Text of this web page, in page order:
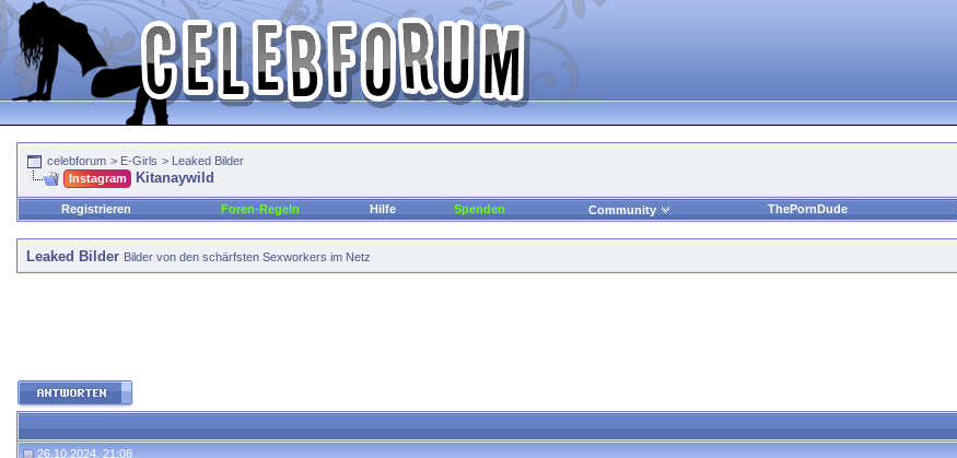
celebforum > E-Girls > Leaked Bilder
Instagram
Kitanaywild
Registrieren
Foren-Regeln Hilfe Spenden Community ThePornDude
Leaked Bilder Bilder von den schärfsten Sexworkers im Netz
26.10.2024, 21:08